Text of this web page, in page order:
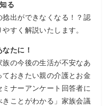
る
出ができなくなる！？認
すく解説いたします。
たに！
の今後の生活が不安なあ
おきたい親の介護とお金
ナーアンケート回答者に
ことがわかる」家族会議